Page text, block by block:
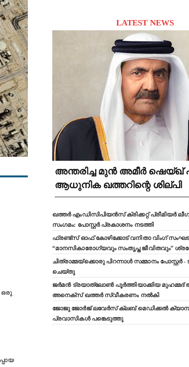
ഒരു
LATEST NEWS
അന്തരിച്ച മുൻ അമീർ ഷെയ്ഖ്
ആധുനിക ഖത്തറിന്റെ ശില്പി
ഖത്തർ എംഡിസിപിയൻസ് ക്രിക്കറ്റ് പ്രീമിയർ
സംഗമം: പോസ്റ്റർ പ്രകാശനം നടത്തി
ഫ്രണ്ട്സ് ഓഫ് കോഴിക്കോട് വനിതാ വിംഗ്
“മാനസികാരോഗ്യവും സംതൃപ്ത ജീവിതവും”
ചിത്രാമ്മയ്ക്കൊരു പിറന്നാൾ സമ്മാനം പോസ്റ്റർ
ചെയ്തു
ജർമൻ ട്രയാത്‌ലോൺ പൂർത്തിയാക്കിയ മുഹമ്മദ്
അനെക്സ് ഖത്തർ സ്വീകരണം നൽകി
ജോജു ജോർജ് ലവേർസ് ക്ലബ്‌ മെഡിക്കൽ
പ്രവാസികൾ പങ്കെടുത്തു